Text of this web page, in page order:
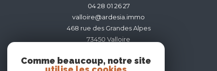
04 28 01 26 27
valloire@ardesia.immo
468 rue des Grandes Alpes
73450
valloire
Comme beaucoup, notre site